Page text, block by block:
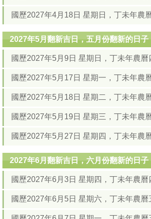
國歷2027年4月18日 星期日，丁未年農
2027年5月翻新吉日，五月份翻新的日子
國歷2027年5月9日 星期日，丁未年農曆
國歷2027年5月17日 星期一，丁未年農
國歷2027年5月18日 星期二，丁未年農
國歷2027年5月19日 星期三，丁未年農
國歷2027年5月27日 星期四，丁未年農
2027年6月翻新吉日，六月份翻新的日子
國歷2027年6月3日 星期四，丁未年農曆
國歷2027年6月5日 星期六，丁未年農曆